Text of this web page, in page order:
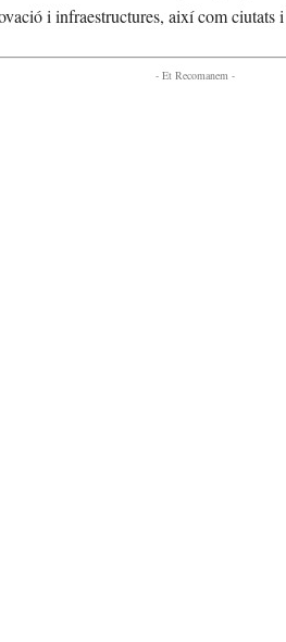
i infraestructures, així com ciutats
- Et Recomanem -